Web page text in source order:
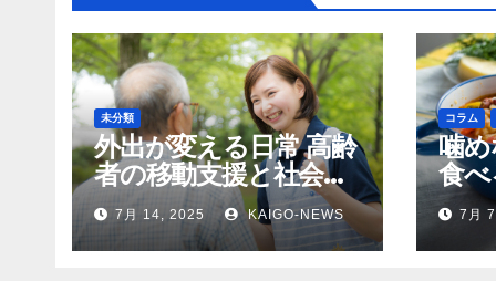
未分類
外出が変える日常 高齢
者の移動支援と社会参
加7月 14, 2025 KAIGO-NEWS
コラム
噛
食
齢者
7月